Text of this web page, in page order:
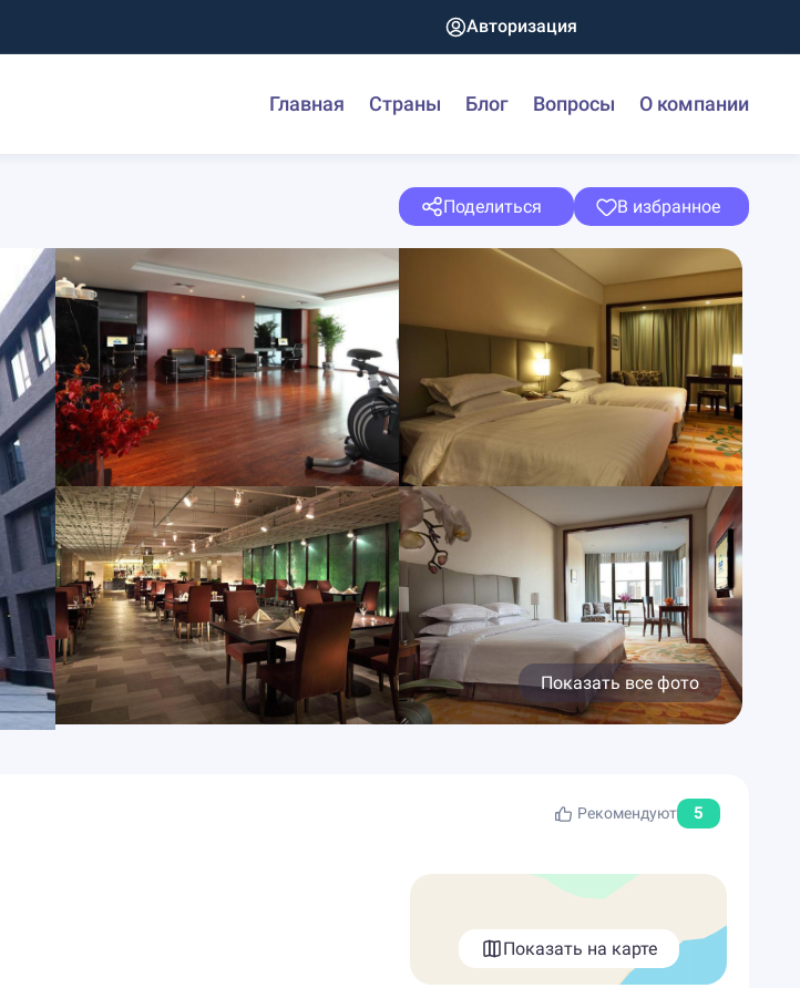
Авторизация
Главная Страны Блог Вопросы О компании
Поделиться В избранное
Показать все фото
Рекомендуют 5
Показать на карте